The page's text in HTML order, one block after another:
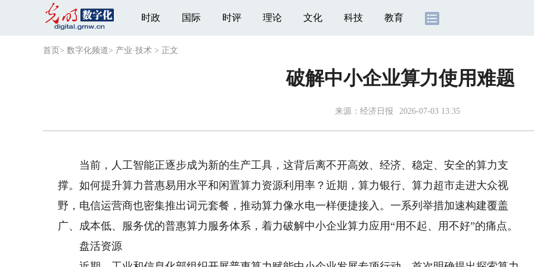
时政 国际 时评 理论 文化 科技 教育
首页 > 数字化频道> 产业·技术 > 正文
破解中小企业算力使用难题
来源： 经济日报 2026-07-03 13:35
当前，人工智能正逐步成为新的生产工具，这背后离不开高效、经济、稳定、安全的算力支
撑。如何提升算力普惠易用水平和闲置算力资源利用率？近期，算力银行、算力超市走进大众视
野，电信运营商也密集推出词元套餐，推动算力像水电一样便捷接入。一系列举措加速构建覆盖
广、成本低、服务优的普惠算力服务体系，着力破解中小企业算力应用“用不起、用不好”的痛点。
盘活资源